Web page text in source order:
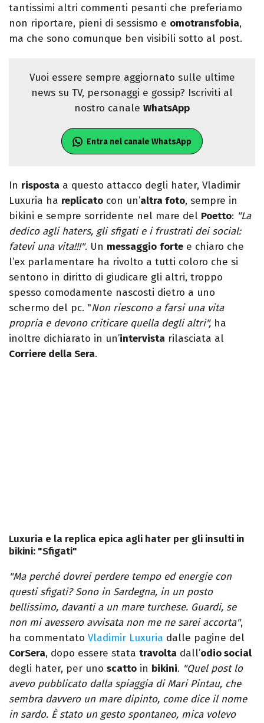
tantissimi altri commenti pesanti che preferiamo
non riportare, pieni di sessismo e omotransfobia,
ma che sono comunque ben visibili sotto al post.
Vuoi essere sempre aggiornato sulle ultime
news su TV, personaggi e gossip? Iscriviti al
nostro canale WhatsApp
Entra nel canale WhatsApp
In risposta a questo attacco degli hater, Vladimir
Luxuria ha replicato con un’altra foto, sempre in
bikini e sempre sorridente nel mare del Poetto: "La
dedico agli haters, gli sfigati e i frustrati dei social:
fatevi una vita!!!". Un messaggio forte e chiaro che
l’ex parlamentare ha rivolto a tutti coloro che si
sentono in diritto di giudicare gli altri, troppo
spesso comodamente nascosti dietro a uno
schermo del pc. "Non riescono a farsi una vita
propria e devono criticare quella degli altri", ha
inoltre dichiarato in un’intervista rilasciata al
Corriere della Sera.
Luxuria e la replica epica agli hater per gli insulti in
bikini: "Sfigati"
"Ma perché dovrei perdere tempo ed energie con
questi sfigati? Sono in Sardegna, in un posto
bellissimo, davanti a un mare turchese. Guardi, se
non mi avessero avvisata non me ne sarei accorta",
ha commentato Vladimir Luxuria dalle pagine del
CorSera, dopo essere stata travolta dall’odio social
degli hater, per uno scatto in bikini. "Quel post lo
avevo pubblicato dalla spiaggia di Mari Pintau, che
sembra davvero un mare dipinto, come dice il nome
in sardo. È stato un gesto spontaneo, mica volevo